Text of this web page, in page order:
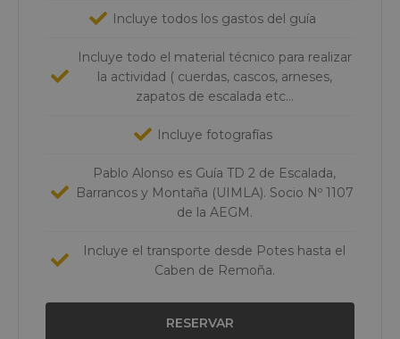
Incluye todos los gastos del guía
Incluye todo el material técnico para realizar
la actividad ( cuerdas, cascos, arneses,
zapatos de escalada etc…
Incluye fotografías
Pablo Alonso es Guía TD 2 de Escalada,
Barrancos y Montaña (UIMLA). Socio Nº 1107
de la AEGM.
Incluye el transporte desde Potes hasta el
Caben de Remoña.
RESERVAR